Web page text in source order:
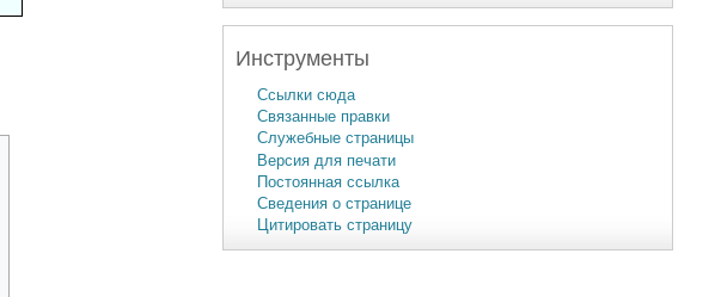
Инструменты
Ссылки сюда
Связанные правки
Служебные страницы
Версия для печати
Постоянная ссылка
Сведения о странице
Цитировать страницу